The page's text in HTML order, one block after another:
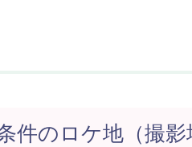
件のロケ地（撮影